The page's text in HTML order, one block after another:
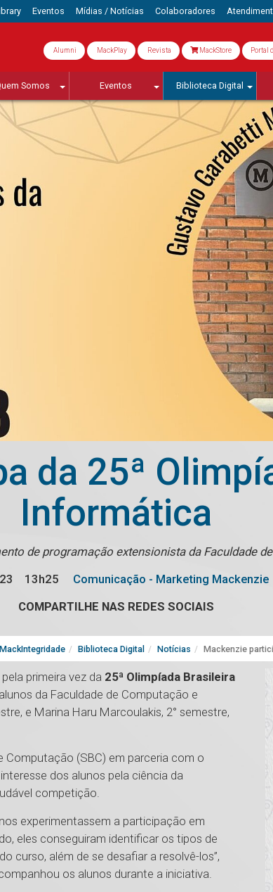
Eventos Mídias / Notícias Colaboradores
Alumni MackPlay Revista MackStore Portal
Somos Eventos Biblioteca Digital
da 25ª
Informática
de programação extensionista da Faculdade
13h25
Comunicação - Marketing Mackenzie
COMPARTILHE NAS REDES SOCIAIS
Biblioteca Digital Notícias Mackenzie
primeira vez da 25ª Olimpíada Brasileira
da Faculdade de Computação e
e Marina Haru Marcoulakis, 2° semestre,
Computação (SBC) em parceria com o
dos alunos pela ciência da
competição.
experimentassem a participação em
eles conseguiram identificar os tipos de
curso, além de se desafiar a resolvê-los”,
os alunos durante a iniciativa.